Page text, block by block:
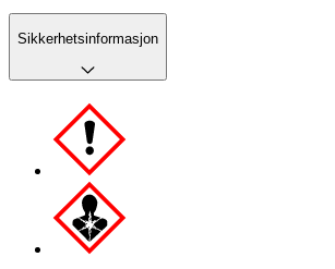
Sikkerhetsinformasjon